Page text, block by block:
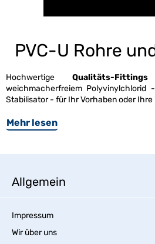
PVC-U Rohre
Hochwertige Qualitäts-Fittings
weichmacherfreiem Polyvinylchlorid -
Stabilisator - für Ihr Vorhaben
Mehr lesen
Allgemein
Impressum
Wir über uns